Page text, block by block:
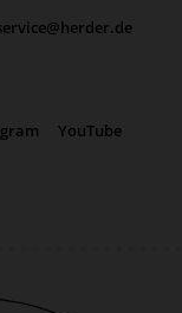
YouTube